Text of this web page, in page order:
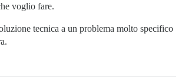
voglio fare.
tecnica a un problema molto specifico